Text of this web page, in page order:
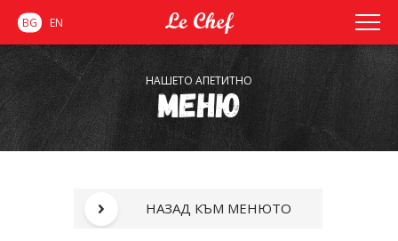
BG EN
НАШЕТО АПЕТИТНО
Меню
НАЗАД КЪМ МЕНЮТО